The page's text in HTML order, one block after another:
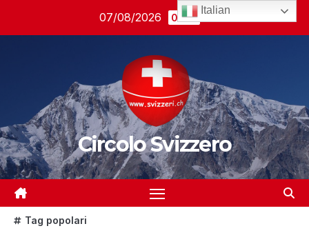
07/08/2026 05:51
Circolo Svizzero
Tag popolari
Italian